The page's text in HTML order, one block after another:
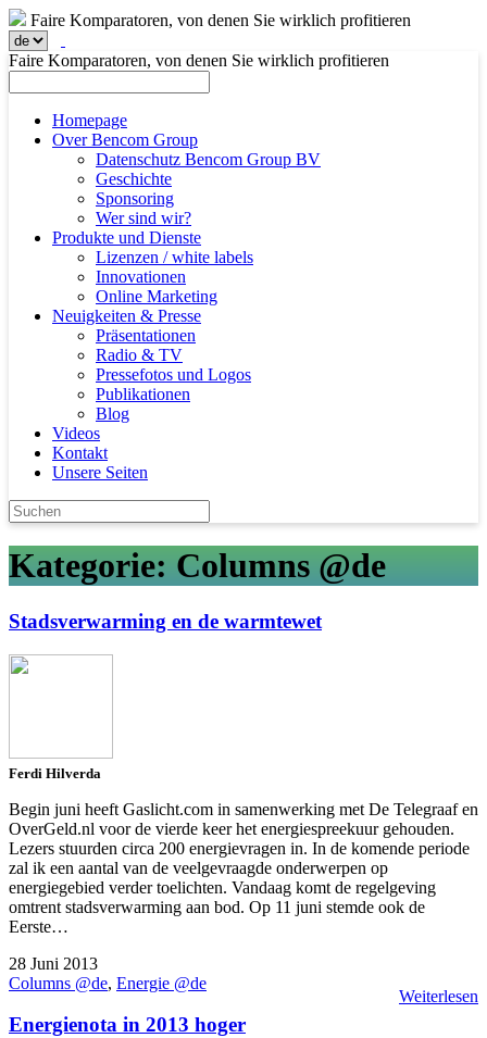
Faire Komparatoren, von denen Sie wirklich profitieren
Faire Komparatoren, von denen Sie wirklich profitieren
Homepage
Over Bencom Group
Datenschutz Bencom Group BV
Geschichte
Sponsoring
Wer sind wir?
Produkte und Dienste
Lizenzen / white labels
Innovationen
Online Marketing
Neuigkeiten & Presse
Präsentationen
Radio & TV
Pressefotos und Logos
Publikationen
Blog
Videos
Kontakt
Unsere Seiten
Kategorie: Columns @de
Stadsverwarming en de warmtewet
Ferdi Hilverda
Begin juni heeft Gaslicht.com in samenwerking met De Telegraaf en
OverGeld.nl voor de vierde keer het energiespreekuur gehouden.
Lezers stuurden circa 200 energievragen in. In de komende periode
zal ik een aantal van de veelgevraagde onderwerpen op
energiegebied verder toelichten. Vandaag komt de regelgeving
omtrent stadsverwarming aan bod. Op 11 juni stemde ook de
Eerste…
Weiterlesen
28 Juni 2013
Columns @de, Energie @de
Energienota in 2013 hoger